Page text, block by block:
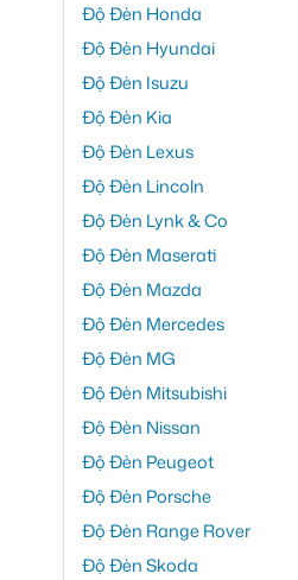
Độ Đèn Honda
Độ Đèn Hyundai
Độ Đèn Isuzu
Độ Đèn Kia
Độ Đèn Lexus
Độ Đèn Lincoln
Độ Đèn Lynk & Co
Độ Đèn Maserati
Độ Đèn Mazda
Độ Đèn Mercedes
Độ Đèn MG
Độ Đèn Mitsubishi
Độ Đèn Nissan
Độ Đèn Peugeot
Độ Đèn Porsche
Độ Đèn Range Rover
Độ Đèn Skoda